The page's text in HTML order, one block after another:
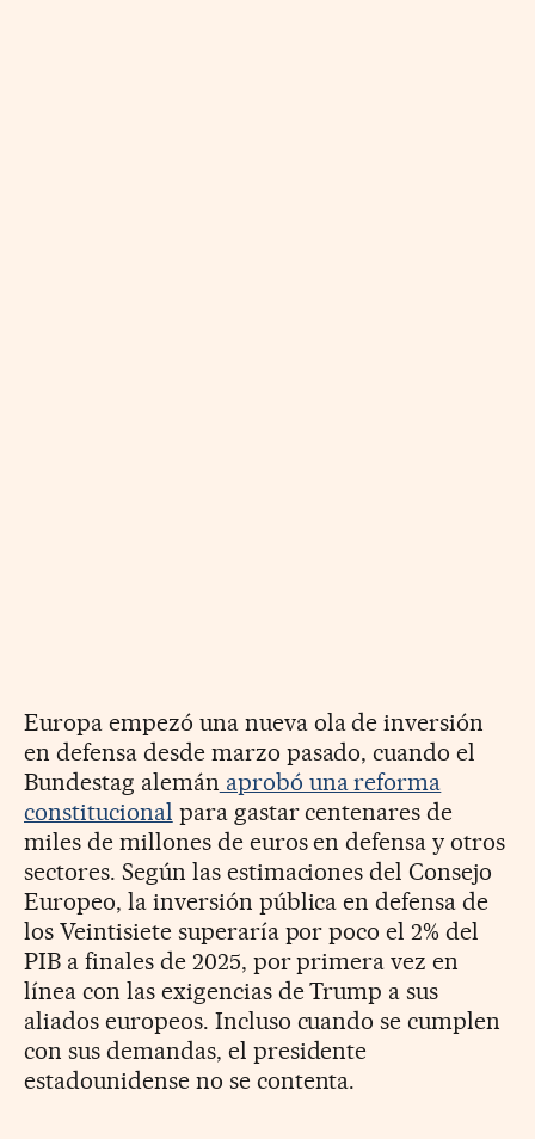
Europa empezó una nueva ola de inversión
en defensa desde marzo pasado, cuando el
Bundestag alemán aprobó una reforma
constitucional para gastar centenares de
miles de millones de euros en defensa y otros
sectores. Según las estimaciones del Consejo
Europeo, la inversión pública en defensa de
los Veintisiete superaría por poco el 2% del
PIB a finales de 2025, por primera vez en
línea con las exigencias de Trump a sus
aliados europeos. Incluso cuando se cumplen
con sus demandas, el presidente
estadounidense no se contenta.